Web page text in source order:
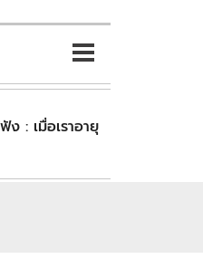
ฟัง : เมื่อเราอายุ